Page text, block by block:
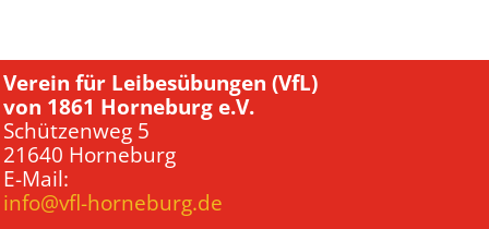
Verein für Leibesübungen (VfL)
von 1861 Horneburg e.V.
Schützenweg 5
21640 Horneburg
E-Mail:
info@vfl-horneburg.de